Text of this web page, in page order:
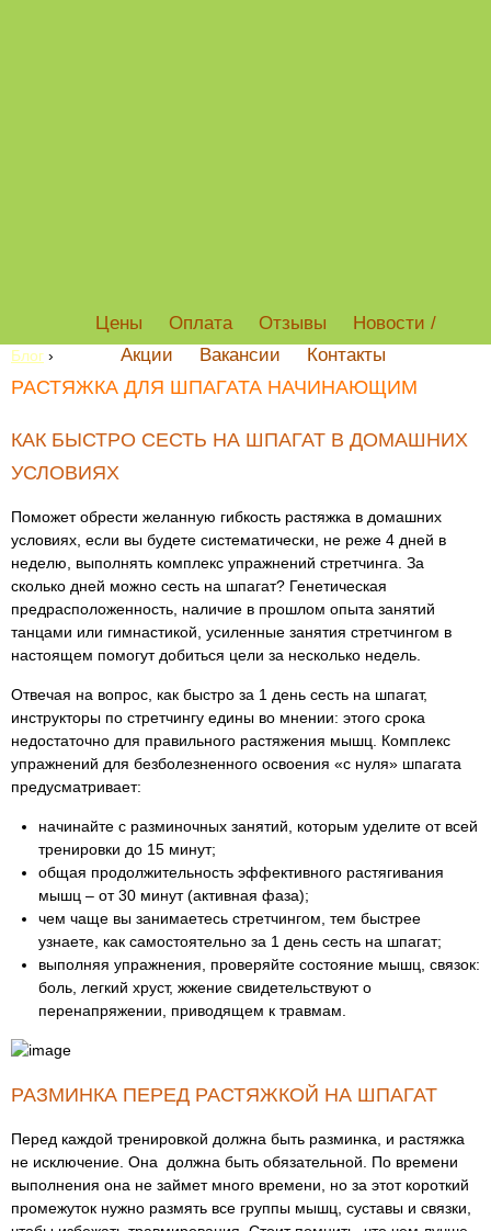
Цены Оплата Отзывы
Новости /
Акции
Вакансии Контакты
Блог ›
РАСТЯЖКА ДЛЯ ШПАГАТА НАЧИНАЮЩИМ
КАК БЫСТРО СЕСТЬ НА ШПАГАТ В ДОМАШНИХ
УСЛОВИЯХ
Поможет обрести желанную гибкость растяжка в домашних
условиях, если вы будете систематически, не реже 4 дней в
неделю, выполнять комплекс упражнений стретчинга. За
сколько дней можно сесть на шпагат? Генетическая
предрасположенность, наличие в прошлом опыта занятий
танцами или гимнастикой, усиленные занятия стретчингом в
настоящем помогут добиться цели за несколько недель.
Отвечая на вопрос, как быстро за 1 день сесть на шпагат,
инструкторы по стретчингу едины во мнении: этого срока
недостаточно для правильного растяжения мышц. Комплекс
упражнений для безболезненного освоения «с нуля» шпагата
предусматривает:
начинайте с разминочных занятий, которым уделите от всей
тренировки до 15 минут;
общая продолжительность эффективного растягивания
мышц – от 30 минут (активная фаза);
чем чаще вы занимаетесь стретчингом, тем быстрее
узнаете, как самостоятельно за 1 день сесть на шпагат;
выполняя упражнения, проверяйте состояние мышц, связок:
боль, легкий хруст, жжение свидетельствуют о
перенапряжении, приводящем к травмам.
РАЗМИНКА ПЕРЕД РАСТЯЖКОЙ НА ШПАГАТ
Перед каждой тренировкой должна быть разминка, и растяжка
не исключение. Она должна быть обязательной. По времени
выполнения она не займет много времени, но за этот короткий
промежуток нужно размять все группы мышц, суставы и связки,